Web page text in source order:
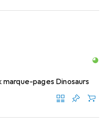
marque-pages Dinosaurs